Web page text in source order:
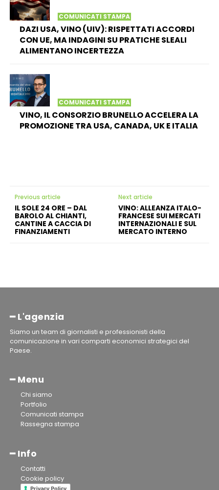
COMUNICATI STAMPA
DAZI USA, VINO (UIV): RISPETTATI ACCORDI
CON UE, MA INDAGINI SU PRATICHE SLEALI
ALIMENTANO INCERTEZZA
COMUNICATI STAMPA
VINO, IL CONSORZIO BRUNELLO ACCELERA LA
PROMOZIONE TRA USA, CANADA, UK E ITALIA
Previous article
IL SOLE 24 ORE – DAL
BAROLO AL CHIANTI,
CANTINE A CACCIA DI
FINANZIAMENTI
Next article
VINO: ALLEANZA ITALO-
FRANCESE SUI MERCATI
INTERNAZIONALI E SUL
MERCATO INTERNO
━ L'agenzia
Siamo un team di giornalisti e professionisti della
comunicazione in vari comparti economici strategici del
Paese.
━ Menu
Chi siamo
Portfolio
Comunicati stampa
Rassegna stampa
━ Info
Contatti
Cookie policy
Privacy Policy